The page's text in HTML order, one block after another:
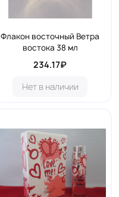
Флакон восточный Ветра
востока 38 мл
234.17₽
Нет в наличии